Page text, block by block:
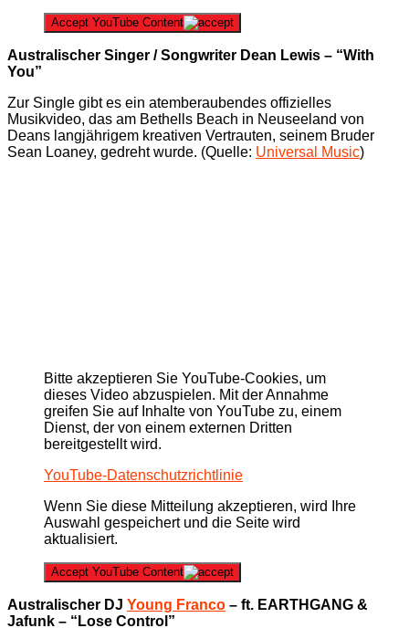
Accept YouTube Content
Australischer Singer / Songwriter Dean Lewis – “With
You”
Zur Single gibt es ein atemberaubendes offizielles
Musikvideo, das am Bethells Beach in Neuseeland von
Deans langjährigem kreativen Vertrauten, seinem Bruder
Sean Loaney, gedreht wurde. (Quelle: Universal Music)
Bitte akzeptieren Sie YouTube-Cookies, um
dieses Video abzuspielen. Mit der Annahme
greifen Sie auf Inhalte von YouTube zu, einem
Dienst, der von einem externen Dritten
bereitgestellt wird.
YouTube-Datenschutzrichtlinie
Wenn Sie diese Mitteilung akzeptieren, wird Ihre
Auswahl gespeichert und die Seite wird
aktualisiert.
Accept YouTube Content
Australischer DJ Young Franco – ft. EARTHGANG &
Jafunk – “Lose Control”